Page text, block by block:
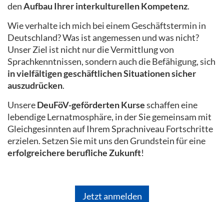
denAufbau Ihrer interkulturellen Kompetenz.
Wie verhalte ich mich bei einem Geschäftstermin in
Deutschland? Was ist angemessen und was nicht?
Unser Ziel ist nicht nur die Vermittlung von
Sprachkenntnissen, sondern auch die Befähigung, sich
in vielfältigen geschäftlichen Situationen sicher
auszudrücken.
UnsereDeuFöV-geförderten Kurseschaffen eine
lebendige Lernatmosphäre, in der Sie gemeinsam mit
Gleichgesinnten auf Ihrem Sprachniveau Fortschritte
erzielen. Setzen Sie mit uns den Grundstein für eine
erfolgreichere berufliche Zukunft!
Jetzt anmelden